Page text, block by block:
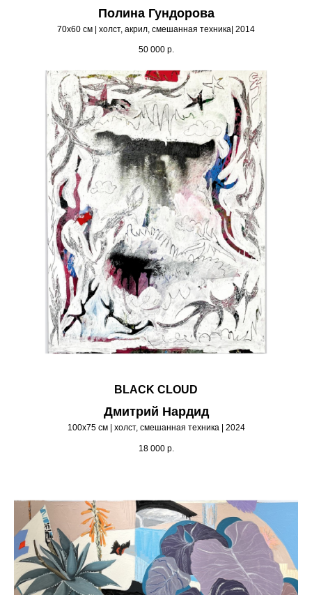
Полина Гундорова
70х60 см | холст, акрил, смешанная техника| 2014
50 000 р.
BLACK CLOUD
Дмитрий Нардид
100х75 см | холст, смешанная техника | 2024
18 000 р.